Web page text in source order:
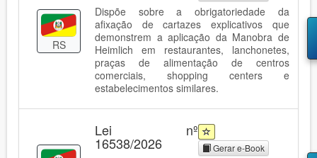
RS
Dispõe sobre a obrigatoriedade da
afixação de cartazes explicativos que
demonstrem a aplicação da Manobra de
Heimlich em restaurantes, lanchonetes,
praças de alimentação de centros
comerciais, shopping centers e
estabelecimentos similares.
Lei nº
16538/2026 Gerar e-Book